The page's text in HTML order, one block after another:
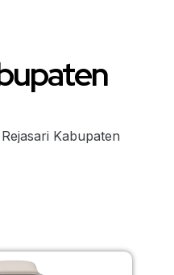
Kabupaten